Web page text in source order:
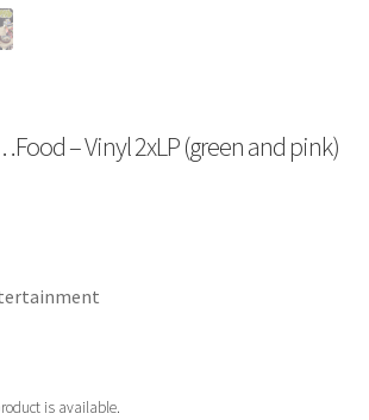
– Vinyl 2xLP (green and pink)
is available.